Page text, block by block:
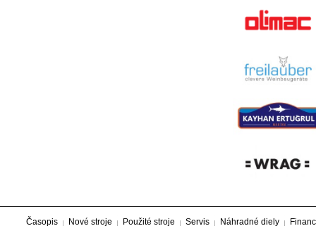
Časopis Nové stroje Použité stroje Servis Náhradné diely